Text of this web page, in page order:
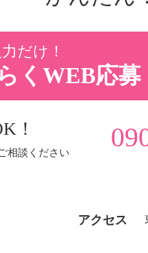
だけ！
くWEB応募
！
相談ください
アクセス